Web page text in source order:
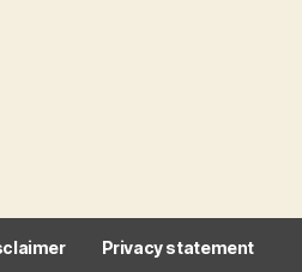
Privacy statement